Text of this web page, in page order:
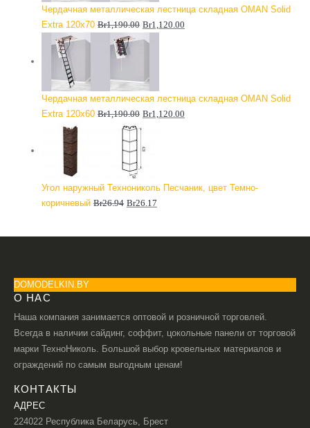
Чердачная металлическая лестница складная OMAN Solid
Extra 120x70 Br1,190.00 Br1,120.00
Чердачная металлическая лестница складная OMAN Solid
Extra 120x60 Br1,190.00 Br1,120.00
Угол наружный Технониколь Песчаник, цвет Темно-
коричневый Br26.94 Br26.17
DOMODELKIN.BY
О НАС
Наша компания занимается оптовой и розничной торговлей.
Всегда в наличии сайдинг, соффит, цокольные панели от торговой
марки ТехноНиколь. Большой выбор кровельных материалов и
ограждений по самым выгодным ценам!
КОНТАКТЫ
АДРЕС
224022 Республика Беларусь, Брест